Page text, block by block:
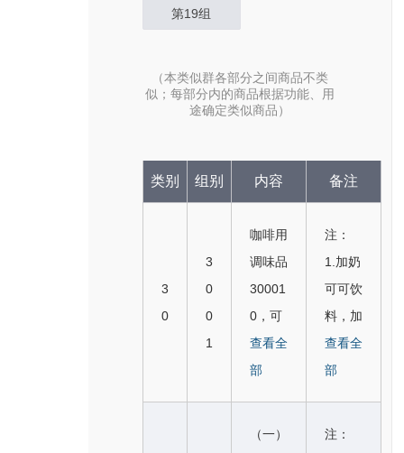
第19组
（本类似群各部分之间商品不类
似；每部分内的商品根据功能、用
途确定类似商品）
类别 组别 内容 备注
3
0
3
0
0
1
咖啡用
调味品
30001
0，可
可300
024，
查看全
部
注：
1.加奶
可可饮
料，加
奶咖啡
饮料，
查看全
部
（一）
注：